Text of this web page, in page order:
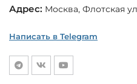
Адрес: Москва, Флотская
Написать в Telegram